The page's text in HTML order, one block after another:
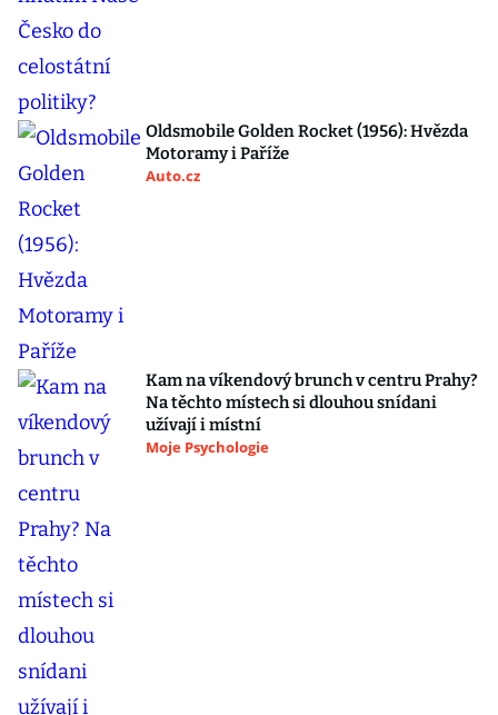
Oldsmobile Golden Rocket (1956): Hvězda
Motoramy i Paříže
Auto.cz
Kam na víkendový brunch v centru Prahy?
Na těchto místech si dlouhou snídani
užívají i místní
Moje Psychologie